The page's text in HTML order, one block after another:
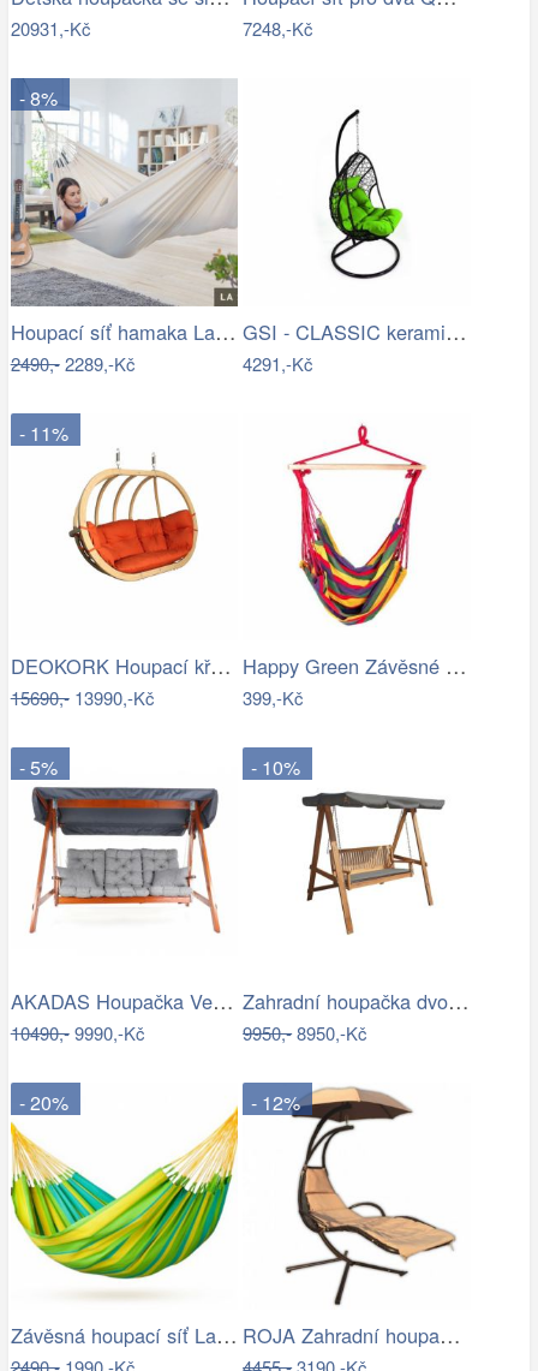
20931,-Kč 7248,-Kč
- 8%
Houpací síť hamaka La Siesta MODESTA -…
2490,-2289,-Kč
GSI - CLASSIC keramický sloup k…
4291,-Kč
- 11%
DEOKORK Houpací křeslo PETRA na…
15690,-13990,-Kč
Happy Green Závěsné houpací křeslo…
399,-Kč
- 5%
AKADAS Houpačka VeGA SOLTOU Mdum
10490,-9990,-Kč
- 10%
Zahradní houpačka dvoumístná CANNES
9950,-8950,-Kč
- 20%
Závěsná houpací síť La Siesta SONRISA -…
- 12%
ROJA Zahradní houpačka ZW 6119 - béžová